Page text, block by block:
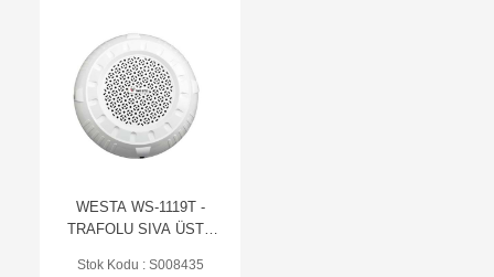
WESTA WS-1119T -
TRAFOLU SIVA ÜSTÜ
Stok Kodu : S008435